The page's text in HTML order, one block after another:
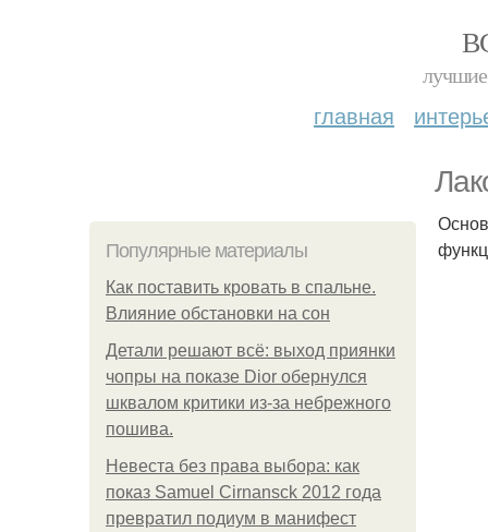
лучшие
главная
Популярные материалы
Как поставить кровать в спальне.
Влияние обстановки на сон
Детали решают всё: выход приянки
чопры на показе Dior обернулся
шквалом критики из-за небрежного
пошива.
Невеста без права выбора: как
показ Samuel Cirnansck 2012 года
превратил подиум в манифест